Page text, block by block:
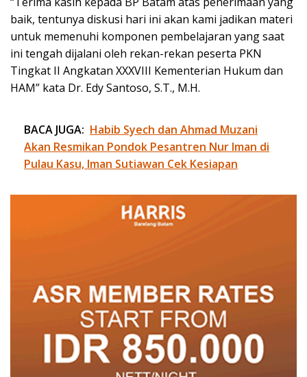
baik, tentunya diskusi hari ini akan kami jadikan materi
untuk memenuhi komponen pembelajaran yang saat
ini tengah dijalani oleh rekan-rekan peserta PKN
Tingkat II Angkatan XXXVIII Kementerian Hukum dan
HAM” kata Dr. Edy Santoso, S.T., M.H.
BACA JUGA: Habib Syech dan Ahmad Muzani
Akan Resmikan Pondok Pesantren Nur Iman di
Pulau Kasu, Iman Sutiawan Cek Kesiapan